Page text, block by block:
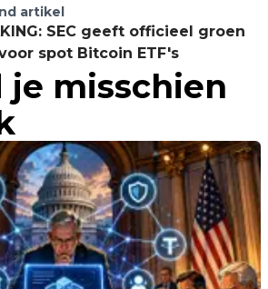
DE BODEM gezien?! Naar
artikel
SEC geeft officieel groen
spot Bitcoin ETF's
je misschien